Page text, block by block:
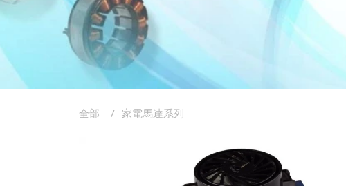
全部 家電馬達系列